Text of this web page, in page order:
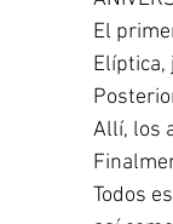
El
Elíptica,
Allí, los
Todos